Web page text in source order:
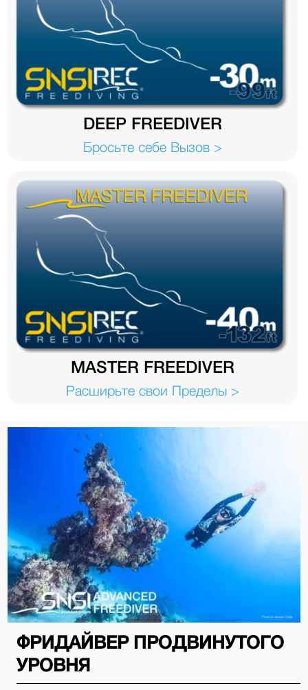
DEEP FREEDIVER
Бросьте себе Вызов >
MASTER FREEDIVER
Расширьте свои Пределы >
ФРИДАЙВЕР ПРОДВИНУТОГО
УРОВНЯ